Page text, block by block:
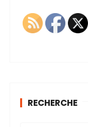
RECHERCHE